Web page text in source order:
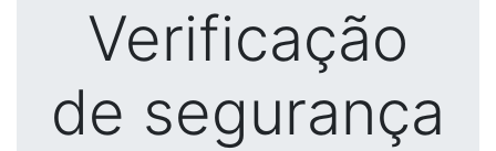
Verificação
de segurança